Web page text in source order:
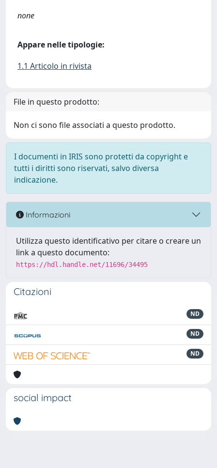
none
Appare nelle tipologie:
1.1 Articolo in rivista
File in questo prodotto:
Non ci sono file associati a questo prodotto.
I documenti in IRIS sono protetti da copyright e
tutti i diritti sono riservati, salvo diversa
indicazione.
Informazioni
Utilizza questo identificativo per citare o creare un
link a questo documento:
https://hdl.handle.net/11696/34495
Citazioni
ND
ND
ND
social impact